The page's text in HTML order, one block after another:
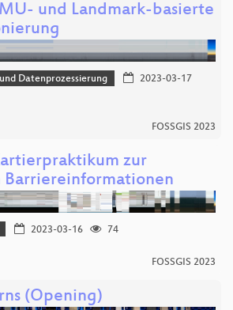
und Landmark-basierte
Datenprozessierung
2023-03-17
FOSSGIS 2023
zur
Barriereinformationen
2023-03-16
74
FOSSGIS 2023
(Opening)